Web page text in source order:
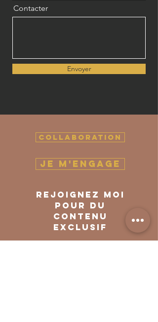
Contacter
Envoyer
COLLABORATION
Je m'engage
Rejoignez moi
pour du
contenu
exclusiF